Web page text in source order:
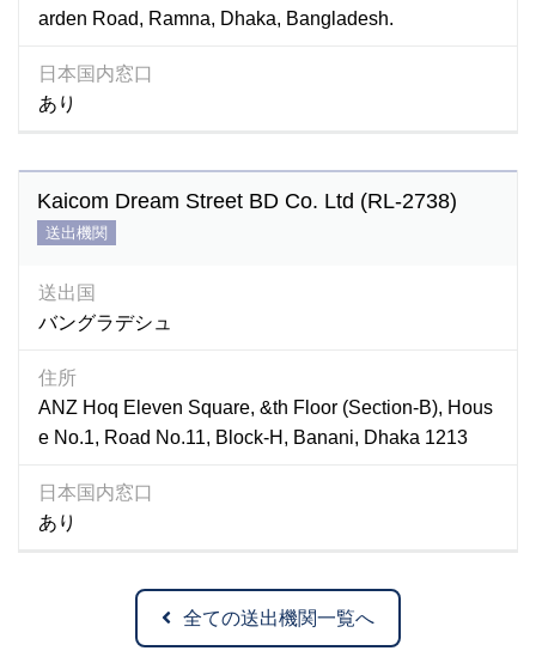
arden Road, Ramna, Dhaka, Bangladesh.
日本国内窓口
あり
Kaicom Dream Street BD Co. Ltd (RL-2738)
送出機関
送出国
バングラデシュ
住所
ANZ Hoq Eleven Square, &th Floor (Section-B), Hous
e No.1, Road No.11, Block-H, Banani, Dhaka 1213
日本国内窓口
あり
全ての送出機関一覧へ